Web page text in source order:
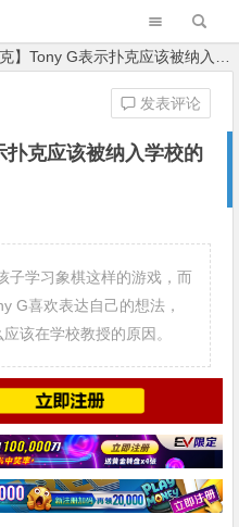
Tony G表示扑克应该被纳入学校的教程里
扑克应该被纳入学校的
发表评论
子学习象棋这样的游戏，而
G喜欢表达自己的想法，
该在学校教授的原因。